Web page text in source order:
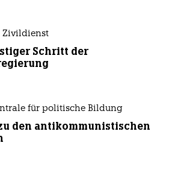
Zivildienst
Schritt der
für politische Bildung
den antikommunistischen